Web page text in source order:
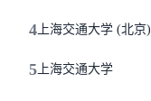
4 上海交通大学 (北京)
5 上海交通大学